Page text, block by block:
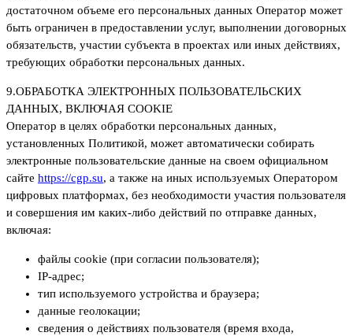
достаточном объеме его персональных данных Оператор может
быть ограничен в предоставлении услуг, выполнении договорных
обязательств, участии субъекта в проектах или иных действиях,
требующих обработки персональных данных.
9.ОБРАБОТКА ЭЛЕКТРОННЫХ ПОЛЬЗОВАТЕЛЬСКИХ
ДАННЫХ, ВКЛЮЧАЯ COOKIE
Оператор в целях обработки персональных данных,
установленных Политикой, может автоматически собирать
электронные пользовательские данные на своем официальном
сайте https://cgp.su, а также на иных используемых Оператором
цифровых платформах, без необходимости участия пользователя
и совершения им каких-либо действий по отправке данных,
включая:
файлы cookie (при согласии пользователя);
IP-адрес;
тип используемого устройства и браузера;
данные геолокации;
сведения о действиях пользователя (время входа,